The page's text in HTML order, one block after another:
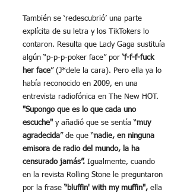
También se ‘redescubrió’ una parte
explícita de su letra y los TikTokers lo
contaron. Resulta que Lady Gaga sustituía
algún “p-p-p-poker face” por ‘f-f-f-fuck
her face” (J*dele la cara). Pero ella ya lo
había reconocido en 2009, en una
entrevista radiofónica en The New HOT.
"Supongo que es lo que cada uno
escuche" y añadió que se sentía “muy
agradecida” de que “nadie, en ninguna
emisora de radio del mundo, la ha
censurado jamás”. Igualmente, cuando
en la revista Rolling Stone le preguntaron
por la frase “bluffin' with my muffin", ella